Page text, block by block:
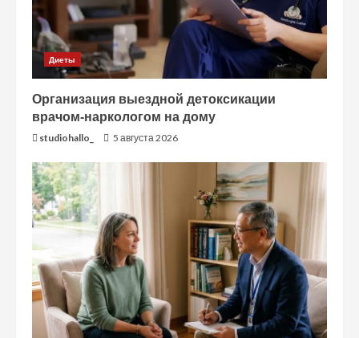
Диеты
Организация выездной детоксикации
врачом-наркологом на дому
studiohallo_ 5 августа 2026